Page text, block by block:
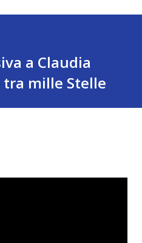
a Claudia
tra mille Stelle